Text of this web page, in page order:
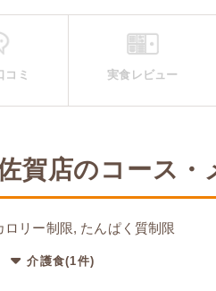
コミ 実食レビュー
賀店のコース・
ロリー制限, たんぱく質制限
介護食(1件)